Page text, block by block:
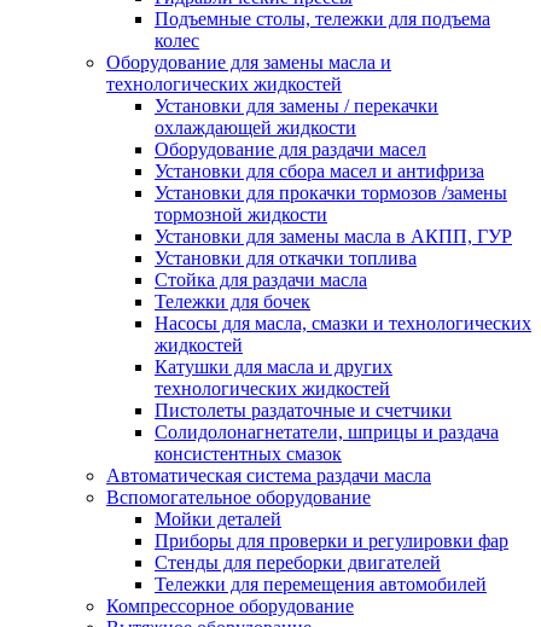
Подъемные столы, тележки для подъема
колес
Оборудование для замены масла и
технологических жидкостей
Установки для замены / перекачки
охлаждающей жидкости
Оборудование для раздачи масел
Установки для сбора масел и антифриза
Установки для прокачки тормозов /замены
тормозной жидкости
Установки для замены масла в АКПП, ГУР
Установки для откачки топлива
Стойка для раздачи масла
Тележки для бочек
Насосы для масла, смазки и технологических
жидкостей
Катушки для масла и других
технологических жидкостей
Пистолеты раздаточные и счетчики
Солидолонагнетатели, шприцы и раздача
консистентных смазок
Автоматическая система раздачи масла
Вспомогательное оборудование
Мойки деталей
Приборы для проверки и регулировки фар
Стенды для переборки двигателей
Тележки для перемещения автомобилей
Компрессорное оборудование